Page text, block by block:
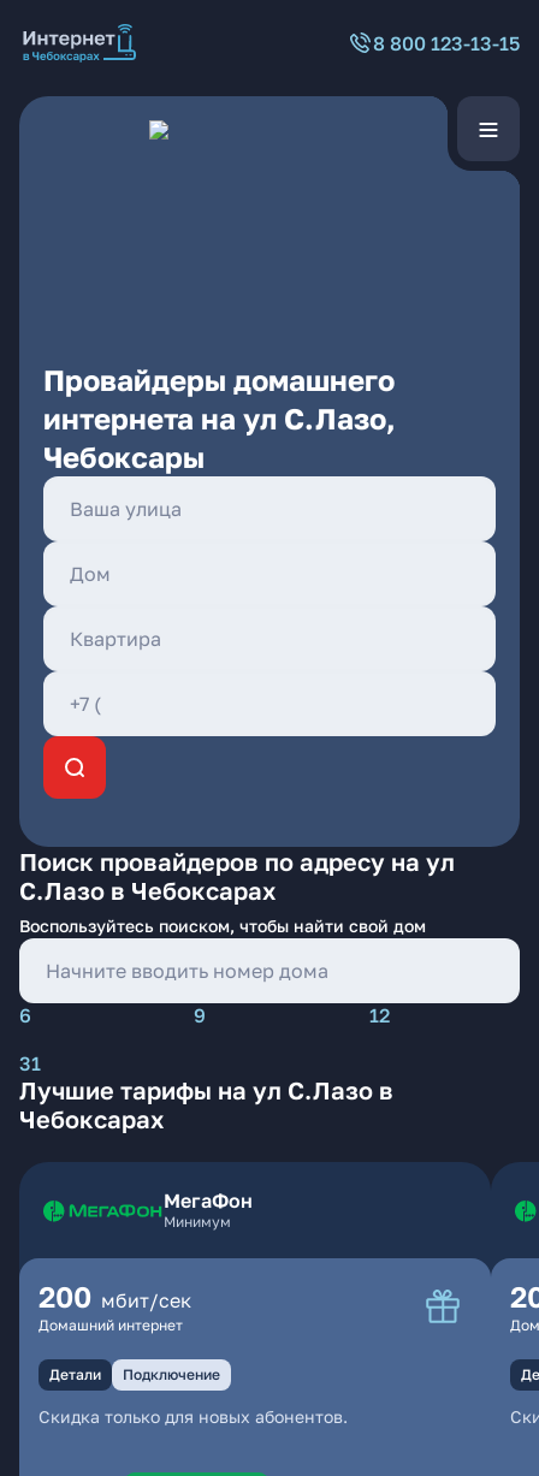
8 800 123-13-15
Провайдеры домашнего
интернета на ул С.Лазо,
Чебоксары
Поиск провайдеров по адресу на ул
С.Лазо в Чебоксарах
Воспользуйтесь поиском, чтобы найти свой дом
6 9
12
31
Лучшие тарифы на ул С.Лазо в
Чебоксарах
МегаФон
Минимум
200 мбит/сек
Домашний интернет
Детали Подключение
Скидка только для новых абонентов.